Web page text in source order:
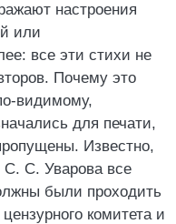
настроения
или
все эти стихи не
Почему это
видимому,
для печати,
Известно,
С. С. Уварова все
были проходить
комитета и